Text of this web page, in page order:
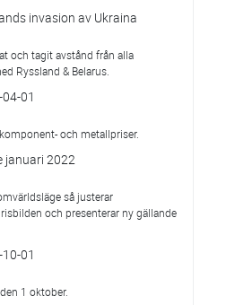
invasion av Ukraina
och tagit avstånd från alla
Ryssland & Belarus.
01
och metallpriser.
januari 2022
så justerar
och presenterar ny gällande
01
1 oktober.